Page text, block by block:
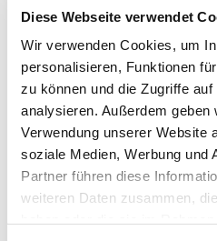
Diese Webseite verwendet
Wir verwenden Cookies, um
personalisieren, Funktionen
zu können und die Zugriffe
analysieren. Außerdem
Verwendung unserer Website
soziale Medien, Werbung und
Partner führen diese
weiteren Daten zusammen,